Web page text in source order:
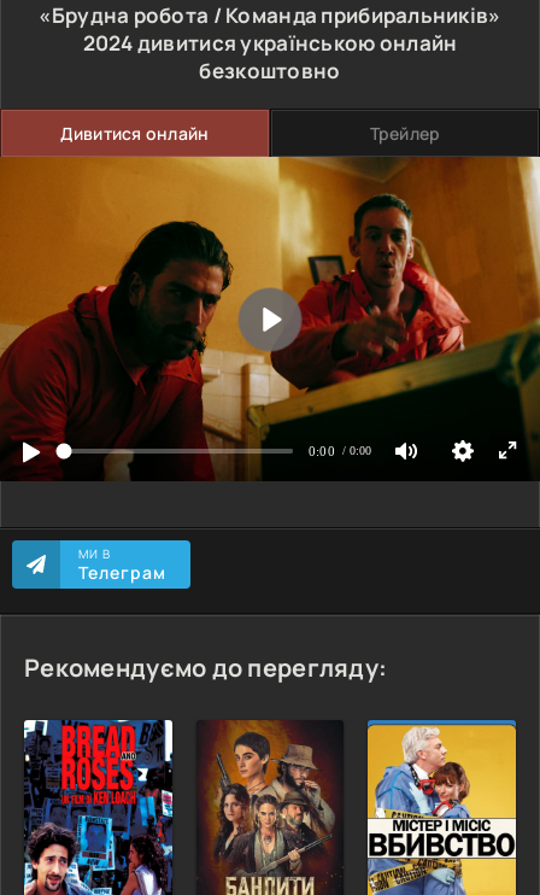
«Брудна робота / Команда прибиральників»
2024дивитися українською онлайн
безкоштовно
Дивитися онлайн Трейлер
МИ В
Телеграм
Рекомендуємо до перегляду: